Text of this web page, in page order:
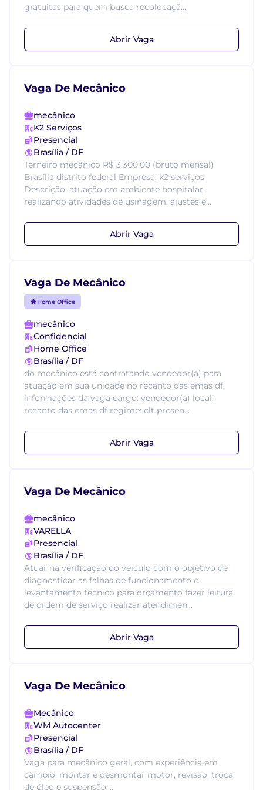
gratuitas para quem busca recolocaçã...
Abrir Vaga
Vaga De Mecânico
mecânico
K2 Serviços
Presencial
Brasília / DF
Terneiro mecânico R$ 3.300,00 (bruto mensal)
Brasília distrito federal Empresa: k2 serviços
Descrição: atuação em ambiente hospitalar,
realizando atividades de usinagem, ajustes e...
Abrir Vaga
Vaga De Mecânico
Home Office
mecânico
Confidencial
Home Office
Brasília / DF
do mecânico está contratando vendedor(a) para
atuação em sua unidade no recanto das emas df.
informações da vaga cargo: vendedor(a) local:
recanto das emas df regime: clt presen...
Abrir Vaga
Vaga De Mecânico
mecânico
VARELLA
Presencial
Brasília / DF
Atuar na verificação do veículo com o objetivo de
diagnosticar as falhas de funcionamento e
levantamento técnico para orçamento fazer leitura
de ordem de serviço realizar atendimen...
Abrir Vaga
Vaga De Mecânico
Mecânico
WM Autocenter
Presencial
Brasília / DF
Vaga para mecânico geral, com experiência em
câmbio, montar e desmontar motor, revisão, troca
de óleo e suspensão....